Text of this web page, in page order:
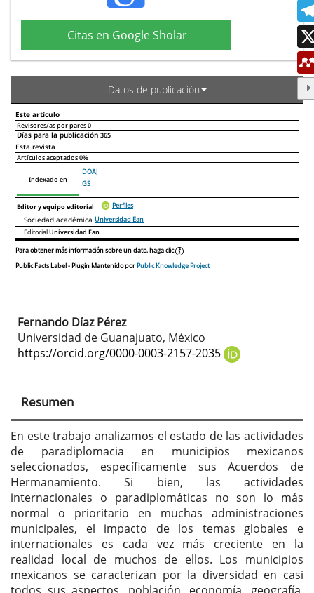
Citas en Google Sholar
Datos de publicación
Este artículo
Revisores/as por pares0
Días para la publicación 365
Declaraciones de autoría
Esta revista
Artículos aceptados0%
Indexado en
DOAJ
GS
Editor y equipo editorial Perfiles
Sociedad académica Universidad Ean
EditorialUniversidad Ean
Para obtener más información sobre un dato, haga clic
Public Facts Label- Plugin Mantenido por Public Knowledge Project
Contenido
principal
artículo
Fernando Díaz Pérez
Universidad de Guanajuato, México
https://orcid.org/0000-0003-2157-2035
Resumen
En este trabajo analizamos el estado de las actividades
de paradiplomacia en municipios mexicanos
seleccionados, específicamente sus Acuerdos de
Hermanamiento. Si bien, las actividades
internacionales o paradiplomáticas no son lo más
normal o prioritario en muchas administraciones
municipales, el impacto de los temas globales e
internacionales es cada vez más creciente en la
realidad local de muchos de ellos. Los municipios
mexicanos se caracterizan por la diversidad en casi
todos sus aspectos, población, economía, geografía,